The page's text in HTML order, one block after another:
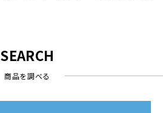
SEARCH
商品を調べる